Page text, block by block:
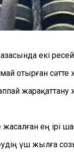
екі
отырған сәтте
жарақаттану
ең ірі
үш жылға